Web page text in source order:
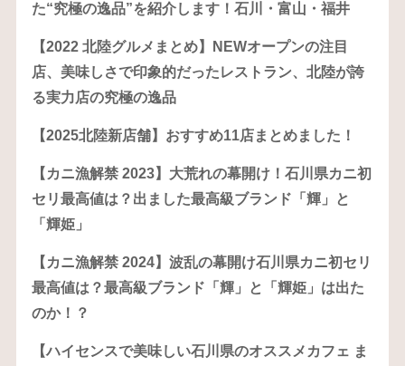
た“究極の逸品”を紹介します！石川・富山・福井
【2022 北陸グルメまとめ】NEWオープンの注目
店、美味しさで印象的だったレストラン、北陸が誇
る実力店の究極の逸品
【2025北陸新店舗】おすすめ11店まとめました！
【カニ漁解禁 2023】大荒れの幕開け！石川県カニ初
セリ最高値は？出ました最高級ブランド「輝」と
「輝姫」
【カニ漁解禁 2024】波乱の幕開け石川県カニ初セリ
最高値は？最高級ブランド「輝」と「輝姫」は出た
のか！？
【ハイセンスで美味しい石川県のオススメカフェ ま